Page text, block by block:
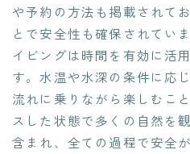
や予約の方法も掲載されて
とで安全性も確保されてい
イビングは時間を有効に活
す。水温や水深の条件に応
流れに乗りながら楽しむこ
スした状態で多くの自然を
含まれ、全ての過程で安全